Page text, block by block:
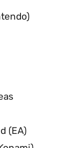
(EA)